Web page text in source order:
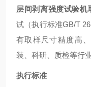
层间剥离强度试验机
试（执行标准GB/T
有取样尺寸精度高
装、科研、质检等行
执行标准